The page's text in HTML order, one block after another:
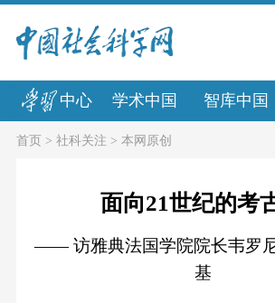
中心 学术中国 智库中国
首页> 社科关注 > 本网原创
面向21世纪的考
—— 访雅典法国学院院长韦罗
基